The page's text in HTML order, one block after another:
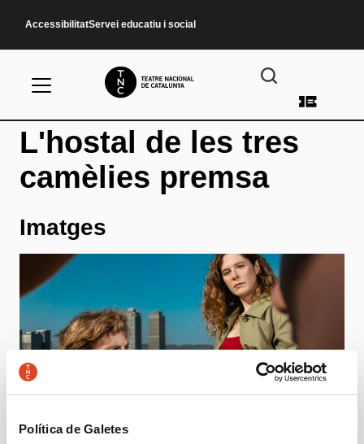
Política de Galetes
AccessibilitatServei educatiu i social
Menú
L'hostal de les tres
camèlies premsa
Imatges